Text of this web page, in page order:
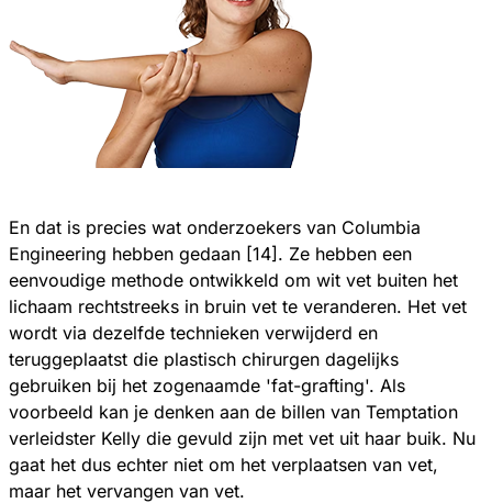
En dat is precies wat onderzoekers van Columbia
Engineering hebben gedaan [14]. Ze hebben een
eenvoudige methode ontwikkeld om wit vet buiten het
lichaam rechtstreeks in bruin vet te veranderen. Het vet
wordt via dezelfde technieken verwijderd en
teruggeplaatst die plastisch chirurgen dagelijks
gebruiken bij het zogenaamde 'fat-grafting'. Als
voorbeeld kan je denken aan de billen van Temptation
verleidster Kelly die gevuld zijn met vet uit haar buik. Nu
gaat het dus echter niet om het verplaatsen van vet,
maar het vervangen van vet.